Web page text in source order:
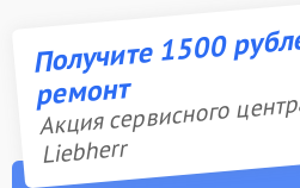
Получите 1500
ремонт
Акция сервисного
Liebherr